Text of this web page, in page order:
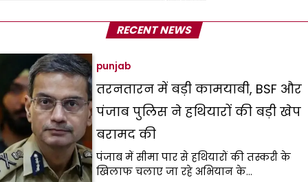
RECENT NEWS
punjab
तरनतारन में बड़ी कामयाबी, BSF और
पंजाब पुलिस ने हथियारों की बड़ी खेप
बरामद की
पंजाब में सीमा पार से हथियारों की तस्करी के
खिलाफ चलाए जा रहे अभियान के…